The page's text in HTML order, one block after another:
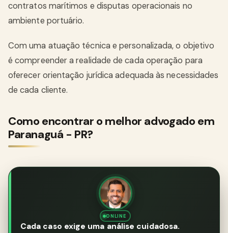
contratos marítimos e disputas operacionais no
ambiente portuário.
Com uma atuação técnica e personalizada, o objetivo
é compreender a realidade de cada operação para
oferecer orientação jurídica adequada às necessidades
de cada cliente.
Como encontrar o melhor advogado em
Paranaguá - PR?
ONLINE
Cada caso exige uma análise cuidadosa.